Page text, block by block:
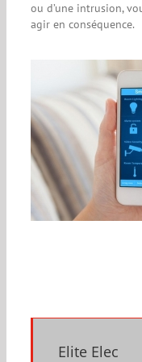
ou d’une intrusion,
agir en conséquence.
Elite Elec